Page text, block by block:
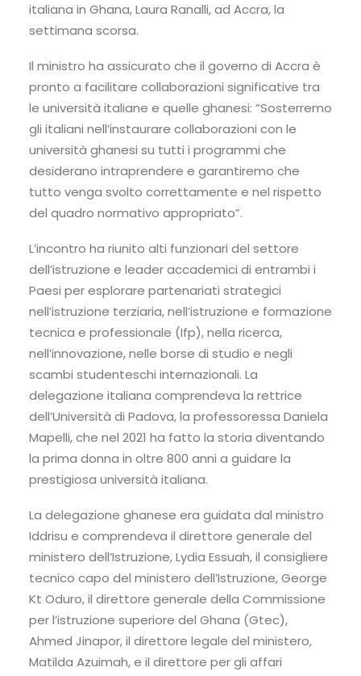
italiana in Ghana, Laura Ranalli, ad Accra, la
settimana scorsa.
Il ministro ha assicurato che il governo di Accra è
pronto a facilitare collaborazioni significative tra
le università italiane e quelle ghanesi: “Sosterremo
gli italiani nell’instaurare collaborazioni con le
università ghanesi su tutti i programmi che
desiderano intraprendere e garantiremo che
tutto venga svolto correttamente e nel rispetto
del quadro normativo appropriato”.
L’incontro ha riunito alti funzionari del settore
dell’istruzione e leader accademici di entrambi i
Paesi per esplorare partenariati strategici
nell’istruzione terziaria, nell’istruzione e formazione
tecnica e professionale (Ifp), nella ricerca,
nell’innovazione, nelle borse di studio e negli
scambi studenteschi internazionali. La
delegazione italiana comprendeva la rettrice
dell’Università di Padova, la professoressa Daniela
Mapelli, che nel 2021 ha fatto la storia diventando
la prima donna in oltre 800 anni a guidare la
prestigiosa università italiana.
La delegazione ghanese era guidata dal ministro
Iddrisu e comprendeva il direttore generale del
ministero dell’Istruzione, Lydia Essuah, il consigliere
tecnico capo del ministero dell’Istruzione, George
Kt Oduro, il direttore generale della Commissione
per l’istruzione superiore del Ghana (Gtec),
Ahmed Jinapor, il direttore legale del ministero,
Matilda Azuimah, e il direttore per gli affari